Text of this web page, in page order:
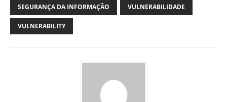
SEGURANÇA DA INFORMAÇÃO VULNERABILIDADE
VULNERABILITY